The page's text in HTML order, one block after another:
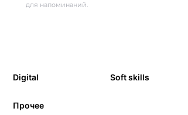
для напоминаний.
Digital Soft skills
Прочее